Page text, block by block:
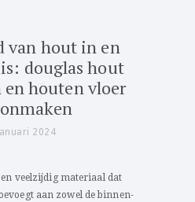
van hout in en
douglas hout
en houten vloer
2024
veelzijdig materiaal dat
aan zowel de binnen-